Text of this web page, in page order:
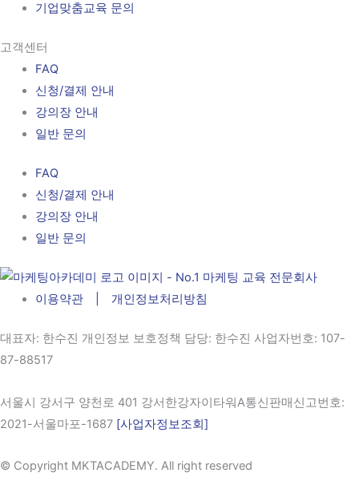
기업맞춤교육 문의
고객센터
FAQ
신청/결제 안내
강의장 안내
일반 문의
FAQ
신청/결제 안내
강의장 안내
일반 문의
이용약관 | 개인정보처리방침
대표자: 한수진 개인정보 보호정책 담당: 한수진 사업자번호: 107-
87-88517
서울시 강서구 양천로 401 강서한강자이타워A통신판매신고번호:
2021-서울마포-1687 [사업자정보조회]
© Copyright MKTACADEMY. All right reserved​